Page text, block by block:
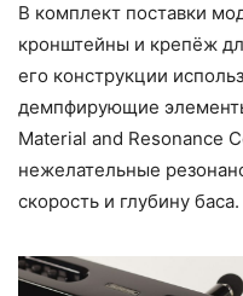
В комплект поставки
кронштейны и крепёж
его конструкции
демпфирующие
Material and Resonance
нежелательные
скорость и глубину баса.